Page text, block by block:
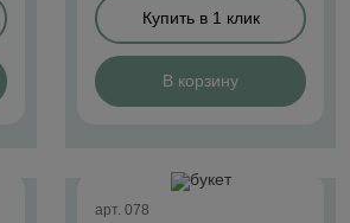
Купить в 1 клик
В корзину
арт. 078